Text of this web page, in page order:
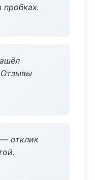
пробках.
Отзывы
отклик